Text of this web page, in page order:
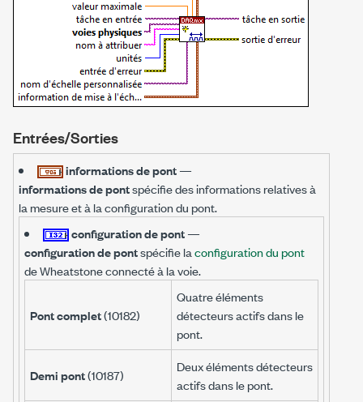
Entrées/Sorties
informations de pont—
informations de pontspécifie des informations relatives à
la mesure et à la configuration du pont.
configuration de pont—
configuration de pontspécifie laconfiguration du pont
de Wheatstone connecté à la voie.
Pont complet(10182)
Quatre éléments
détecteurs actifs dans le
pont.
Demi pont(10187)
Deux éléments détecteurs
actifs dans le pont.